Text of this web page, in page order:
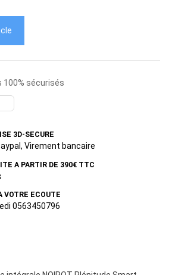
100% sécurisés
3D-SECURE
Virement bancaire
A PARTIR DE 390€ TTC
VOTRE ECOUTE
0563450796